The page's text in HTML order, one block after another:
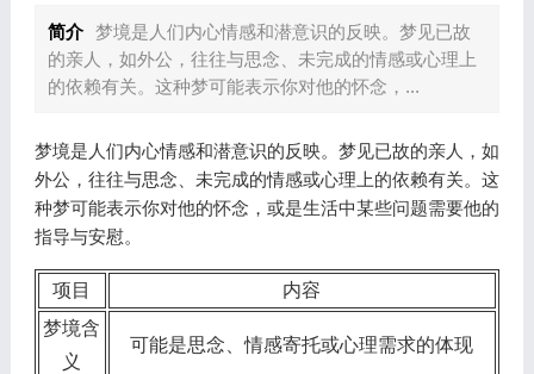
简介 梦境是人们内心情感和潜意识的反映。梦见已故
的亲人，如外公，往往与思念、未完成的情感或心理上
的依赖有关。这种梦可能表示你对他的怀念，...
梦境是人们内心情感和潜意识的反映。梦见已故的亲人，如
外公，往往与思念、未完成的情感或心理上的依赖有关。这
种梦可能表示你对他的怀念，或是生活中某些问题需要他的
指导与安慰。
项目
内容
梦境含
义
可能是思念、情感寄托或心理需求的体现